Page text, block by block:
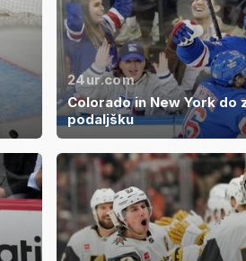
24ur.com
Colorado in New York do
podaljšku